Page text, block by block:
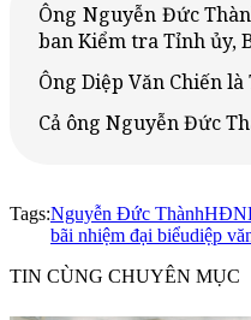
Ông Nguyễn Đức
ban Kiểm tra Tỉnh ủy,
Ông Diệp Văn Chiến
Cả ông Nguyễn Đức
Tags:Nguyễn Đức Thành
bãi nhiệm đại biểudiệp
TIN CÙNG CHUYÊN MỤC